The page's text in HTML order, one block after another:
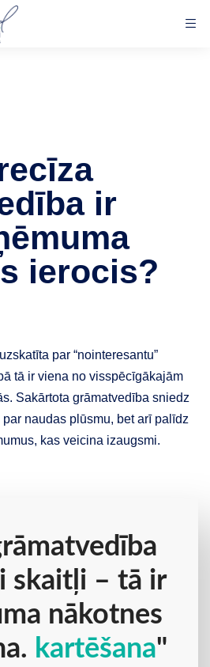
ir
ierocis?
par “nointeresantu”
tā ir viena no visspēcīgākajām
Sakārtota grāmatvedība sniedz
naudas plūsmu, bet arī palīdz
kas veicina izaugsmi.
skaitļi – tā ir
nākotnes
kartēšana"